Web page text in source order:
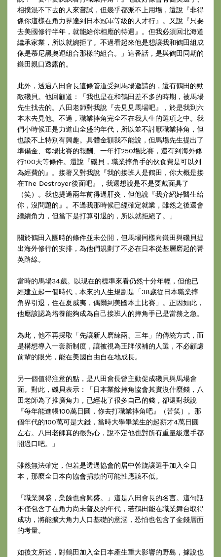
相撲混不下去的人來嘗試，但幾乎都派不上用場，還說『非得
像你這樣在角力界達到日本冠軍等級的人才行』。又說『只要
去美國修行半年，就能給你相應的待遇』。但我必須回北海道
繼承家業，所以就婉拒了。不過看起來他是想讓我和鶴田組成
像是慕尼黑奧運組合那樣的組合。」這番話，是與鶴田同期的
鎌田親口透露的。
此外，透過八田會長這條管道受到馬場邀請的，還有鶴田的勁
敵磯貝。他回顧道：「我也是在和鶴田差不多的時期，被馬場
先生找去的。八田老師對我說『去見見馬場吧』，於是我到六
本木去見他。不過，職業摔角完全不在我人生的選項之中。我
們小時候正是力道山全盛的年代，所以並不討厭職業摔角，但
也談不上特別有興趣。具體金額我不能說，但馬場先生提出了
準備金、每場比賽的報酬、一年打250場比賽，還有到海外修
行100天等條件。還說『磯貝，職業摔角手的伙食費是可以列
為經費的』。接著又對我說『我的接班人是鶴田，你大概是接
在The Destroyer後面吧』，我還想說是不是要戴面具了
（笑）。我也提過兩年前得過肝炎，但他說『我介紹好醫生給
你，沒問題的』。不過我那時候已經確定就業，雖然之後還會
繼續角力，但當下是打算引退的，所以就拒絕了。」
關於鶴田入團時的條件並未公開，但馬場同樣向鎌田與磯貝提
出海外修行的安排，為他們規劃了不必在日本從基層磨起的菁
英路線。
當時的馬場34歲。以現在的標準來看仍然十分年輕，但他已
經建立起一個時代，本來的人生規劃是「38歲從日本職業摔
角界引退，住在夏威夷，偶爾到美國本土比賽」。正因如此，
他應該認為培養能夠成為自己接班人的摔角手已是當務之急。
為此，他不再採取「先讓新人磨練兩、三年」的傳統方式，而
是構想導入一套新制度，讓被視為王牌候補的人選，不必顧慮
前輩的眼光，能在美國自由自在地成長。
另一個值得注意的點，是八田會長曾主動促成磯貝與馬場會
面。對此，磯貝表示：「日本業餘摔角協會其實沒什麼錢，八
田老師為了推廣角力，已經花了很多自己的錢，卻還對我說
『每年能進帳100萬日圓，你去打職業摔角吧』（苦笑）。那
個年代的100萬可是大錢，當時大學畢業生的起薪才4萬日圓
左右。八田老師真的很熱心，說不定他也對所有重量級選手都
開過口吧。」
雖然無法確定，但若是透過協會的居中斡旋讓選手加入全日
本，那麼全日本向協會捐款的可能性應該不低。
「職業興盛，業餘也會興盛。」這是八田會長的名言。這句話
不僅包含了在角力尚未普及的年代，若鶴田能在職業舞台取得
成功，將能擴大角力人口基礎的意涵，恐怕也包含了金錢層面
的考量。
如後文所述，對鶴田加入全日本產生重大影響的野島，據說也